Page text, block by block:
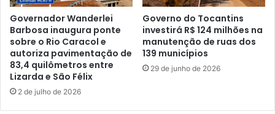
Governador Wanderlei
Barbosa inaugura ponte
sobre o Rio Caracol e
autoriza pavimentação de
83,4 quilômetros entre
Lizarda e São Félix
2 de julho de 2026
Governo do Tocantins
investirá R$ 124 milhões na
manutenção de ruas dos
139 municípios
29 de junho de 2026